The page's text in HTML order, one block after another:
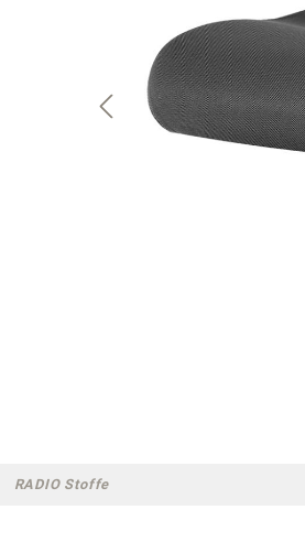
RADIO Stoffe